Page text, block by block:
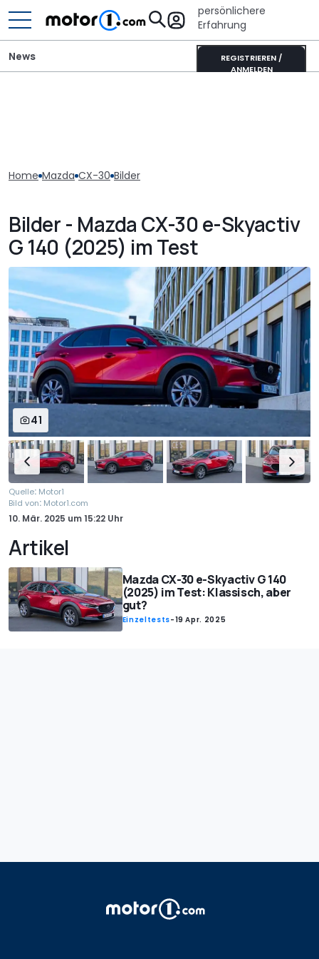
persönlichere
Erfahrung
REGISTRIEREN /
ANMELDEN
News
Home Mazda CX-30 Bilder
Bilder - Mazda CX-30 e-Skyactiv
G 140 (2025) im Test
41
Quelle: Motor1
Bild von: Motor1.com
10. Mär. 2025 um15:22 Uhr
Artikel
Mazda CX-30 e-Skyactiv G 140
(2025) im Test: Klassisch, aber
gut?
Einzeltests-19 Apr. 2025